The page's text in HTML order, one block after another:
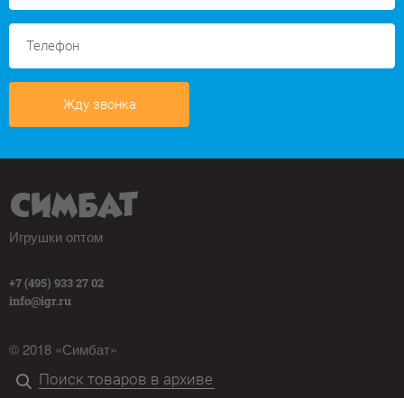
Жду звонка
Игрушки оптом
+7 (495) 933 27 02
info@igr.ru
© 2018 «Симбат»